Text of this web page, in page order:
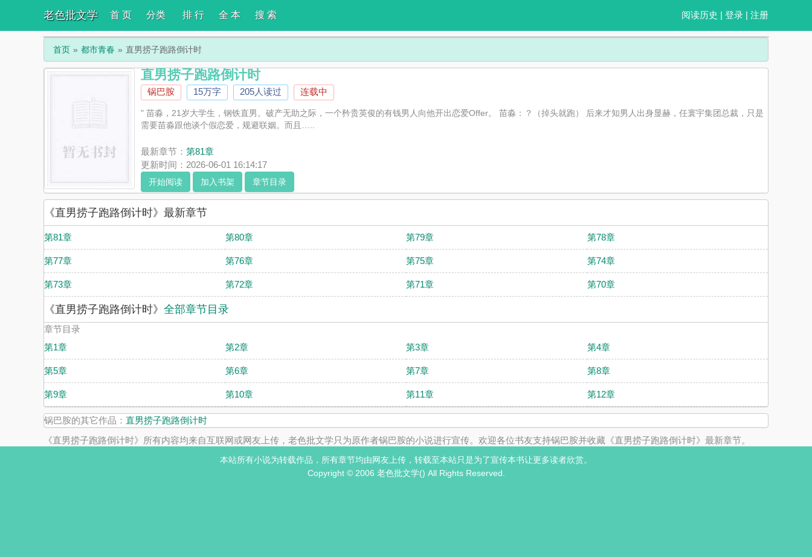
老色批文学 阅读历史 | 登录 | 注册
首 页 分类 排 行 全 本 搜 索
首页 都市青春 直男捞子跑路倒计时
直男捞子跑路倒计时
锅巴胺 15万字 205人读过 连载中
" 苗淼，21岁大学生，钢铁直男。破产无助之际，一个矜贵英俊的有钱男人向他开出恋爱Offer。 苗淼：？（掉头就跑） 后来才知男人出身显赫，任寰宇集团总裁，只是
需要苗淼跟他谈个假恋爱，规避联姻。而且…..
最新章节： 第81章
更新时间：2026-06-01 16:14:17
开始阅读 加入书架 章节目录
《直男捞子跑路倒计时》最新章节
第81章 第80章 第79章 第78章
第77章 第76章 第75章 第74章
第73章 第72章 第71章 第70章
《直男捞子跑路倒计时》 全部章节目录
章节目录
第1章
第2章 第3章 第4章
第5章 第6章 第7章 第8章
第9章 第10章 第11章 第12章
锅巴胺的其它作品： 直男捞子跑路倒计时
《直男捞子跑路倒计时》所有内容均来自互联网或网友上传，老色批文学只为原作者锅巴胺的小说进行宣传。欢迎各位书友支持锅巴胺并收藏《直男捞子跑路倒计时》最新章节。
本站所有小说为转载作品，所有章节均由网友上传，转载至本站只是为了宣传本书让更多读者欣赏。
Copyright © 2006 老色批文学() All Rights Reserved.